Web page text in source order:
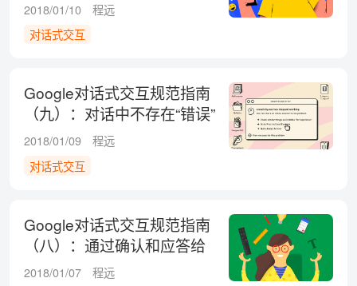
2018/01/10
程远
对话式交互
Google对话式交互规范指南
（九）：对话中不存在“错误”
2018/01/09
程远
对话式交互
Google对话式交互规范指南
（八）：通过确认和应答给
予用户信心
2018/01/07
程远